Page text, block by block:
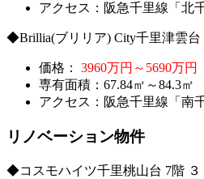
アクセス：阪急千里線「北
◆Brillia(ブリリア) City千里津雲台
価格：
3960万円～5690万円
専有面積：67.84㎡～84.3㎡
アクセス：阪急千里線「南
リノベーション物件
◆コスモハイツ千里桃山台 7階 ３